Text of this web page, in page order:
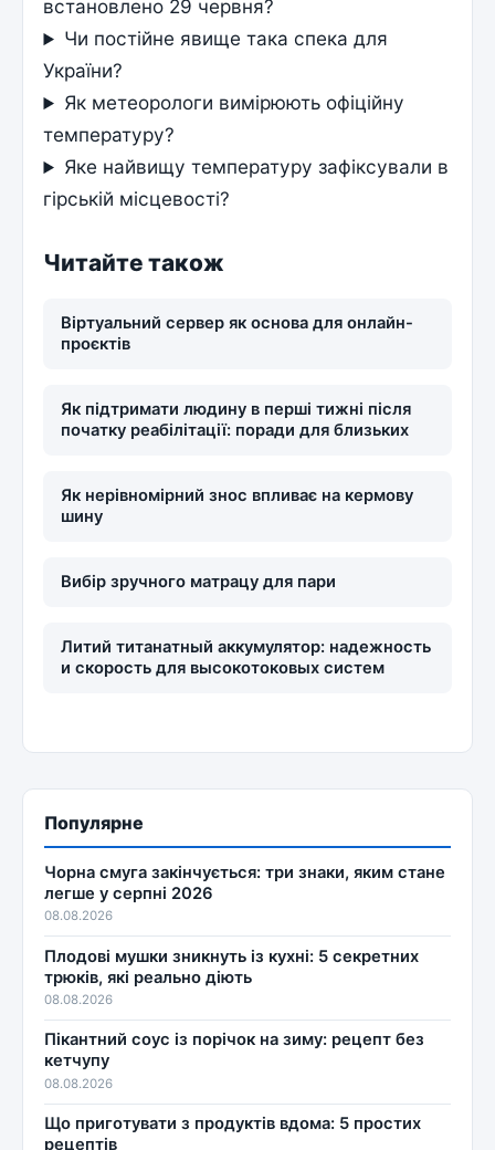
встановлено 29 червня?
Чи постійне явище така спека для
України?
Як метеорологи вимірюють офіційну
температуру?
Яке найвищу температуру зафіксували в
гірській місцевості?
Читайте також
Віртуальний сервер як основа для онлайн-
проєктів
Як підтримати людину в перші тижні після
початку реабілітації: поради для близьких
Як нерівномірний знос впливає на кермову
шину
Вибір зручного матрацу для пари
Литий титанатный аккумулятор: надежность
и скорость для высокотоковых систем
Популярне
Чорна смуга закінчується: три знаки, яким стане
легше у серпні 2026
08.08.2026
Плодові мушки зникнуть із кухні: 5 секретних
трюків, які реально діють
08.08.2026
Пікантний соус із порічок на зиму: рецепт без
кетчупу
08.08.2026
Що приготувати з продуктів вдома: 5 простих
рецептів